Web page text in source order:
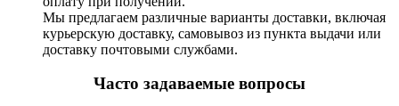
Мы предлагаем различные варианты доставки, включая
курьерскую доставку, самовывоз из пункта выдачи или
доставку почтовыми службами.
Часто задаваемые вопросы